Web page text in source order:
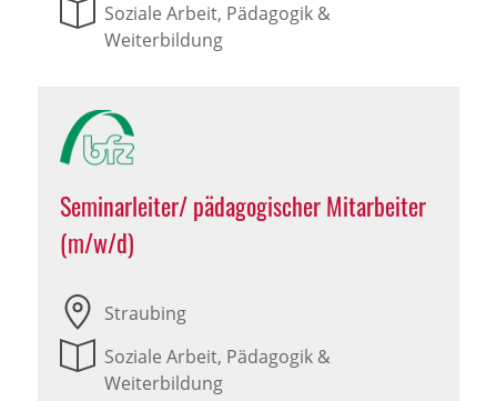
Soziale Arbeit, Pädagogik &
Weiterbildung
Seminarleiter/ pädagogischer Mitarbeiter
(m/w/d)
Straubing
Soziale Arbeit, Pädagogik &
Weiterbildung